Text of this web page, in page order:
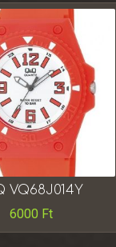
VQ68J014Y
6000 Ft